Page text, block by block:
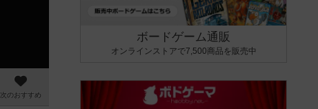
次のおすすめ
ボードゲーム通販
オンラインストアで7,500商品を販売中